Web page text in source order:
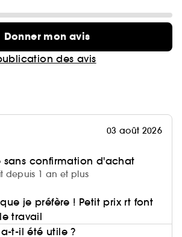
Donner mon avis
des avis
03 août 2026
sans confirmation d'achat
depuis 1 an et plus
je préfère ! Petit prix rt font
travail
t-il été utile ?